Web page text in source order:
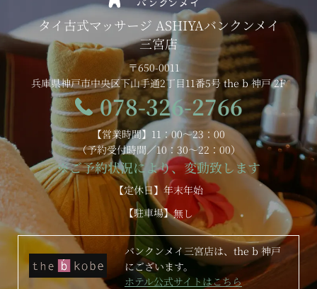
タイ古式マッサージ ASHIYAバンクンメイ
三宮店
〒650-0011
兵庫県神戸市中央区下山手通2丁目11番5号 the b 神戸 2F
078-326-2766
【営業時間】11：00～23：00
（予約受付時間／10：30～22：00）
※ご予約状況により、変動致します
【定休日】年末年始
【駐車場】無し
バンクンメイ三宮店は、the b 神戸
にございます。
ホテル公式サイトはこちら